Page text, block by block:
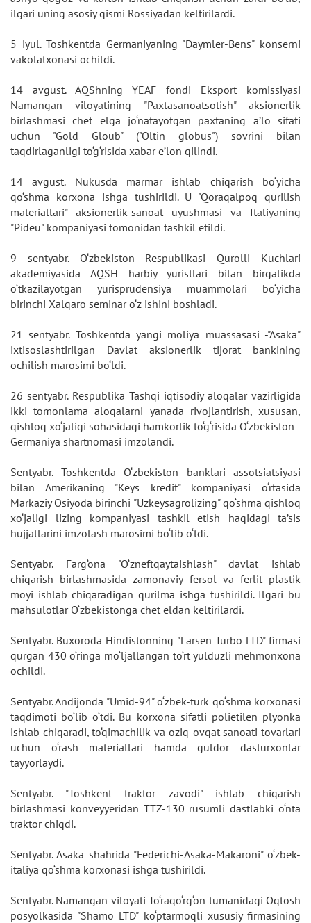
ilgari uning asosiy qismi Rossiyadan keltirilardi.
5 iyul. Toshkentda Germaniyaning "Daymler-Bens" konserni
vakolatxonasi ochildi.
14 avgust. AQShning YEAF fondi Eksport komissiyasi
Namangan viloyatining "Paxtasanoatsotish" aksionerlik
birlashmasi chet elga jo‘natayotgan paxtaning a’lo sifati
uchun "Gold Gloub" ("Oltin globus") sovrini bilan
taqdirlaganligi to‘g‘risida xabar e’lon qilindi.
14 avgust. Nukusda marmar ishlab chiqarish bo‘yicha
qo‘shma korxona ishga tushirildi. U "Qoraqalpoq qurilish
materiallari" aksionerlik-sanoat uyushmasi va Italiyaning
"Pideu" kompaniyasi tomonidan tashkil etildi.
9 sentyabr. O‘zbekiston Respublikasi Qurolli Kuchlari
akademiyasida AQSH harbiy yuristlari bilan birgalikda
o‘tkazilayotgan yurisprudensiya muammolari bo‘yicha
birinchi Xalqaro seminar o‘z ishini boshladi.
21 sentyabr. Toshkentda yangi moliya muassasasi -"Asaka"
ixtisoslashtirilgan Davlat aksionerlik tijorat bankining
ochilish marosimi bo‘ldi.
26 sentyabr. Respublika Tashqi iqtisodiy aloqalar vazirligida
ikki tomonlama aloqalarni yanada rivojlantirish, xususan,
qishloq xo‘jaligi sohasidagi hamkorlik to‘g‘risida O‘zbekiston -
Germaniya shartnomasi imzolandi.
Sentyabr. Toshkentda O‘zbekiston banklari assotsiatsiyasi
bilan Amerikaning "Keys kredit" kompaniyasi o‘rtasida
Markaziy Osiyoda birinchi "Uzkeysagrolizing" qo‘shma qishloq
xo‘jaligi lizing kompaniyasi tashkil etish haqidagi ta’sis
hujjatlarini imzolash marosimi bo‘lib o‘tdi.
Sentyabr. Farg‘ona "O‘zneftqaytaishlash" davlat ishlab
chiqarish birlashmasida zamonaviy fersol va ferlit plastik
moyi ishlab chiqaradigan qurilma ishga tushirildi. Ilgari bu
mahsulotlar O‘zbekistonga chet eldan keltirilardi.
Sentyabr. Buxoroda Hindistonning "Larsen Turbo LTD" firmasi
qurgan 430 o‘ringa mo‘ljallangan to‘rt yulduzli mehmonxona
ochildi.
Sentyabr. Andijonda "Umid-94" o‘zbek-turk qo‘shma korxonasi
taqdimoti bo‘lib o‘tdi. Bu korxona sifatli polietilen plyonka
ishlab chiqaradi, to‘qimachilik va oziq-ovqat sanoati tovarlari
uchun o‘rash materiallari hamda guldor dasturxonlar
tayyorlaydi.
Sentyabr. "Toshkent traktor zavodi" ishlab chiqarish
birlashmasi konveyyeridan TTZ-130 rusumli dastlabki o‘nta
traktor chiqdi.
Sentyabr. Asaka shahrida "Federichi-Asaka-Makaroni" o‘zbek-
italiya qo‘shma korxonasi ishga tushirildi.
Sentyabr. Namangan viloyati To‘raqo‘rg‘on tumanidagi Oqtosh
posyolkasida "Shamo LTD" ko‘ptarmoqli xususiy firmasining